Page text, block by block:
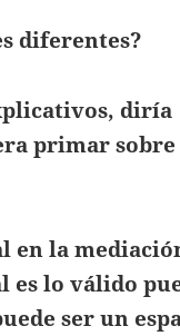
diferentes?
diría
primar
en la
es lo válido
ser un